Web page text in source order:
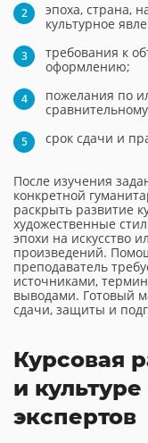
эпоха, страна,
культурное
требования к
оформлению;
пожелания по
срок сдачи и
После изучения
конкретной
раскрыть развитие
художественные
эпохи на искусство
произведений.
преподаватель
источниками,
выводами. Готовый
сдачи, защиты и
Курсовая
и
экспертов